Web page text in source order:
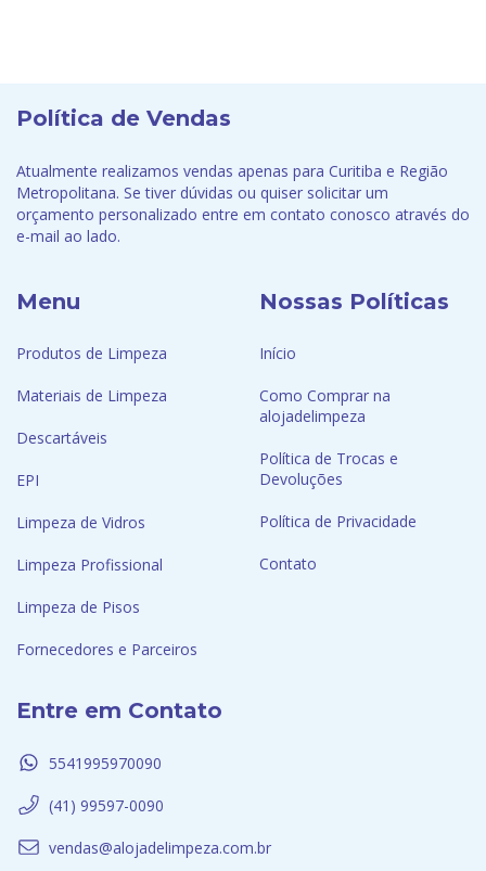
Política de Vendas
Atualmente realizamos vendas apenas para Curitiba e Região
Metropolitana. Se tiver dúvidas ou quiser solicitar um
orçamento personalizado entre em contato conosco através do
e-mail ao lado.
Menu
Produtos de Limpeza
Materiais de Limpeza
Descartáveis
EPI
Limpeza de Vidros
Limpeza Profissional
Limpeza de Pisos
Fornecedores e Parceiros
Nossas Políticas
Início
Como Comprar na
alojadelimpeza
Política de Trocas e
Devoluções
Política de Privacidade
Contato
Entre em Contato
5541995970090
(41) 99597-0090
vendas@alojadelimpeza.com.br